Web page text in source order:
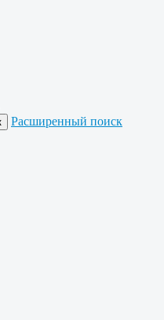
Расширенный поиск